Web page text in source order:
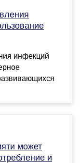
инфекций
может
и